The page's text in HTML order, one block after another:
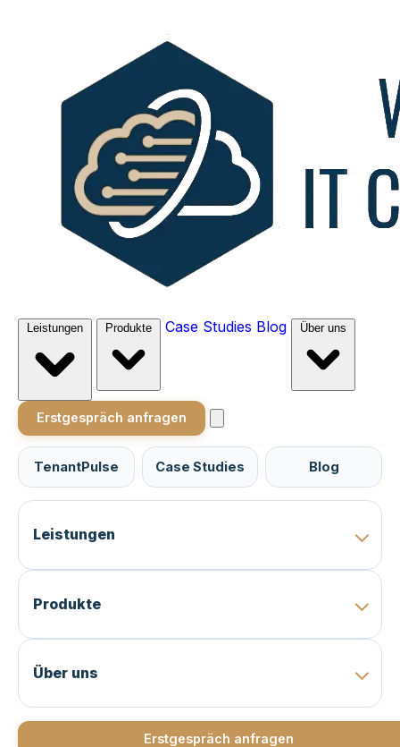
Case Studies Blog
Erstgespräch anfragen
TenantPulse Case Studies Blog
Leistungen
Produkte
Über uns
Erstgespräch anfragen